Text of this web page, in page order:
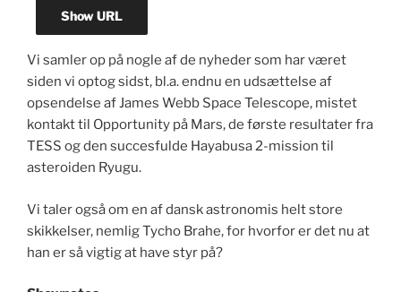
Show URL
Vi samler op på nogle af de nyheder som har været
siden vi optog sidst, bl.a. endnu en udsættelse af
opsendelse af James Webb Space Telescope, mistet
kontakt til Opportunity på Mars, de første resultater fra
TESS og den succesfulde Hayabusa 2-mission til
asteroiden Ryugu.
Vi taler også om en af dansk astronomis helt store
skikkelser, nemlig Tycho Brahe, for hvorfor er det nu at
han er så vigtig at have styr på?